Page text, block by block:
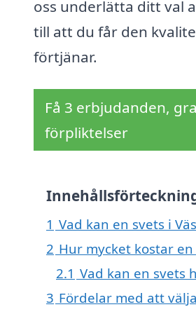
oss underlätta ditt val
till att du får den
förtjänar.
Få 3 erbjudanden,
förpliktelser
1 Vad kan en svets i
2 Hur mycket kostar
2.1 Vad kan en svets
3 Fördelar med att